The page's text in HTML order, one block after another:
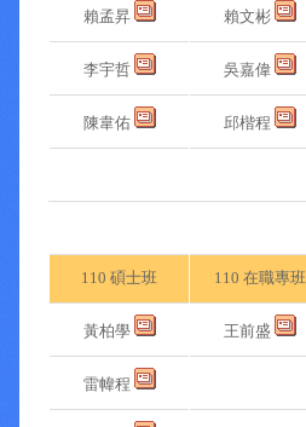
賴孟昇 賴文彬
李宇哲 吳嘉偉
陳韋佑 邱楷程
110 碩士班 110 在職專班
黃柏學 王前盛
雷幃程